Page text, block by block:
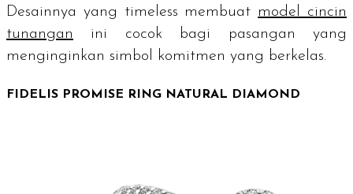
Desainnya yang timeless membuat model cincin
tunangan ini cocok bagi pasangan yang
menginginkan simbol komitmen yang berkelas.
FIDELIS PROMISE RING NATURAL DIAMOND